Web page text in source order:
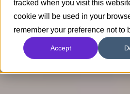
tracked when you visit this
cookie will be used in your
remember your preference not to
Accept